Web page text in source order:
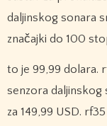
daljinskog sonara
značajki do 100
to je 99,99 dolara.
senzora daljinskog
za 149,99 USD.